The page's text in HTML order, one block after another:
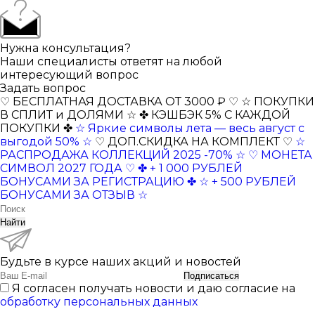
Нужна консультация?
Наши специалисты ответят на любой
интересующий вопрос
Задать вопрос
♡ БЕСПЛАТНАЯ ДОСТАВКА ОТ 3000 ₽ ♡ ☆ ПОКУПКИ
В СПЛИТ и ДОЛЯМИ ☆ ✤ КЭШБЭК 5% С КАЖДОЙ
ПОКУПКИ ✤ ☆ Яркие символы лета — весь август с
выгодой 50% ☆ ♡ ДОП.СКИДКА НА КОМПЛЕКТ ♡ ☆
РАСПРОДАЖА КОЛЛЕКЦИЙ 2025 -70% ☆ ♡ МОНЕТА
СИМВОЛ 2027 ГОДА ♡ ✤ + 1 000 РУБЛЕЙ
БОНУСАМИ ЗА РЕГИСТРАЦИЮ ✤ ☆ + 500 РУБЛЕЙ
БОНУСАМИ ЗА ОТЗЫВ ☆
Найти
Будьте в курсе наших акций и новостей
Подписаться
Я согласен получать новости и даю согласие на
обработку персональных данных